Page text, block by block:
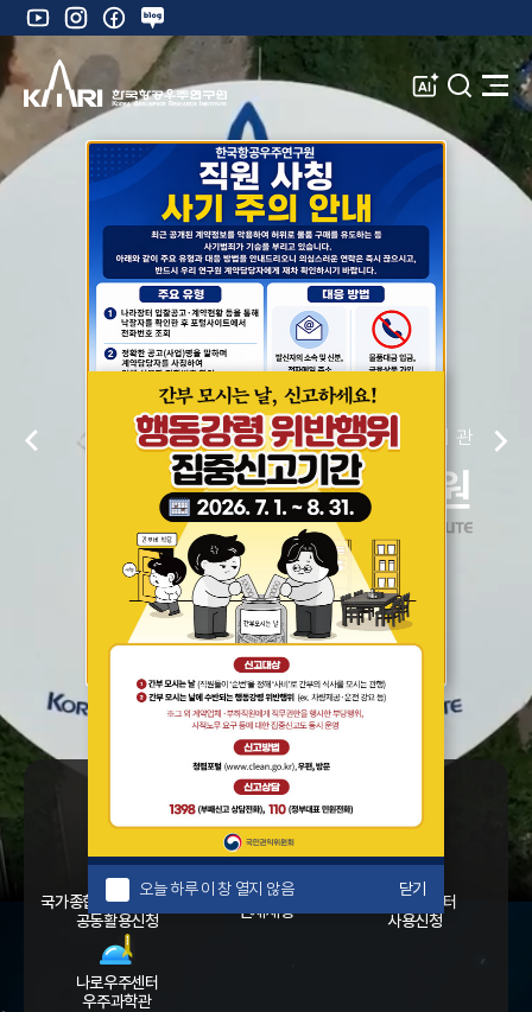
유
튜
브
인
스
타
그
램
페
이
북
네
이
버
블
그
K
A
R
A
I
검
창
전
체
뉴
오늘 하루 이 창 열지 않음 닫기
오늘 하루 이 창 열지 않음 닫기
국가대표 항공우주 전문 연구기관
한국항공우주연구원
OREA AEROSPACE RESEARCH
INSTITUTE
이
다
연구개발 뉴스룸 견학신청
국가종합비행성능시험장
공동활용신청
인재채용
나로우주센터
사용신청
나로우주센터
우주과학관